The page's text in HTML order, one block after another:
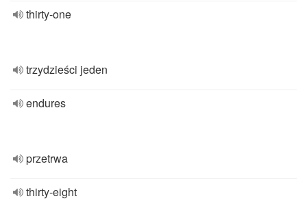
thirty-one
trzydzieści jeden
endures
przetrwa
thirty-eight